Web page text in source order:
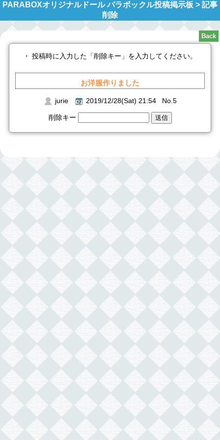
PARABOXオリジナルドール パラボックル投稿掲示板 > 記事
削除
・ 投稿時に入力した「削除キー」を入力してください。
お洋服作りました
jurie 2019/12/28(Sat) 21:54 No.5
削除キー